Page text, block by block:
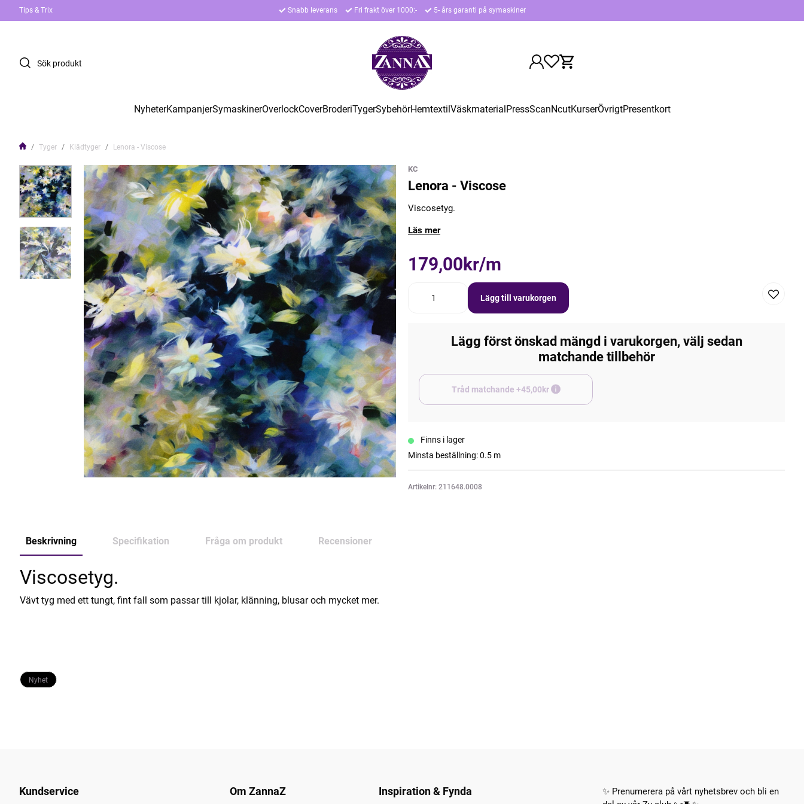
Tips & Trix Snabb leverans Fri frakt över 1000:- 5- års garanti på symaskiner
NyheterKampanjerSymaskinerOverlockCoverBroderiTygerSybehörHemtextilVäskmaterialPressScanNcutKurserÖvrigtPresentkort
Tyger Klädtyger Lenora - Viscose
KC
Lenora - Viscose
Viscosetyg.
Läs mer
179,00kr/m
Lägg till varukorgen
Lägg först önskad mängd i varukorgen, välj sedan
matchande tillbehör
Tråd matchande +45,00kr
Finns i lager
Minsta beställning: 0.5 m
Artikelnr: 211648.0008
Beskrivning Specifikation Fråga om produkt Recensioner
Viscosetyg.
Vävt tyg med ett tungt, fint fall som passar till kjolar, klänning, blusar och mycket mer.
Nyhet
Kundservice Om ZannaZ Inspiration & Fynda
✨ Prenumerera på vårt nyhetsbrev och bli en